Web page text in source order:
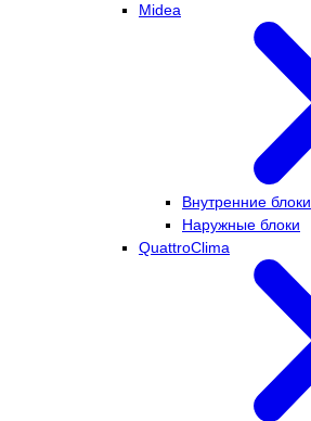
Midea
Внутренние блоки
Наружные блоки
QuattroClima